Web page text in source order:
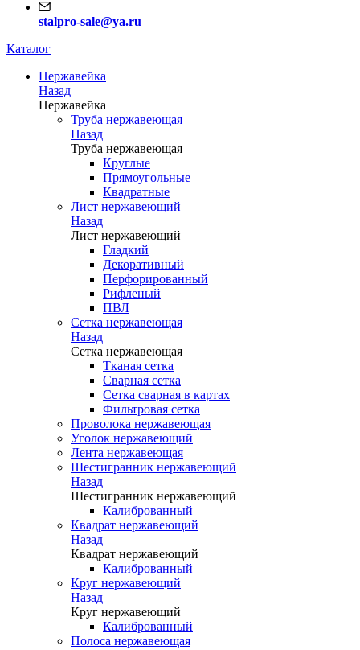
stalpro-sale@ya.ru
Каталог
Нержавейка
Назад
Нержавейка
Труба нержавеющая
Назад
Труба нержавеющая
Круглые
Прямоугольные
Квадратные
Лист нержавеющий
Назад
Лист нержавеющий
Гладкий
Декоративный
Перфорированный
Рифленый
ПВЛ
Сетка нержавеющая
Назад
Сетка нержавеющая
Тканая сетка
Сварная сетка
Сетка сварная в картах
Фильтровая сетка
Проволока нержавеющая
Уголок нержавеющий
Лента нержавеющая
Шестигранник нержавеющий
Назад
Шестигранник нержавеющий
Калиброванный
Квадрат нержавеющий
Назад
Квадрат нержавеющий
Калиброванный
Круг нержавеющий
Назад
Круг нержавеющий
Калиброванный
Полоса нержавеющая